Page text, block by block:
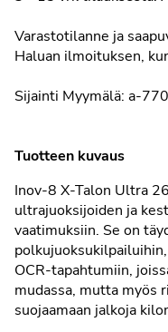
Varastotilanne ja
Haluan ilmoituksen,
Sijainti Myymälä: a-
Tuotteen kuvaus
Inov-8 X-Talon Ultra
ultrajuoksijoiden ja
vaatimuksiin. Se on
OCR-tapahtumiin,
mudassa, mutta myös
suojaamaan jalkoja